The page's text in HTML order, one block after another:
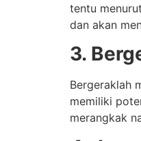
tentu
dan akan
3.
Bergeraklah
memiliki
merangkak